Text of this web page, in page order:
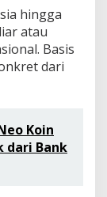
hingga
atau
Basis
dari
Koin
dari Bank